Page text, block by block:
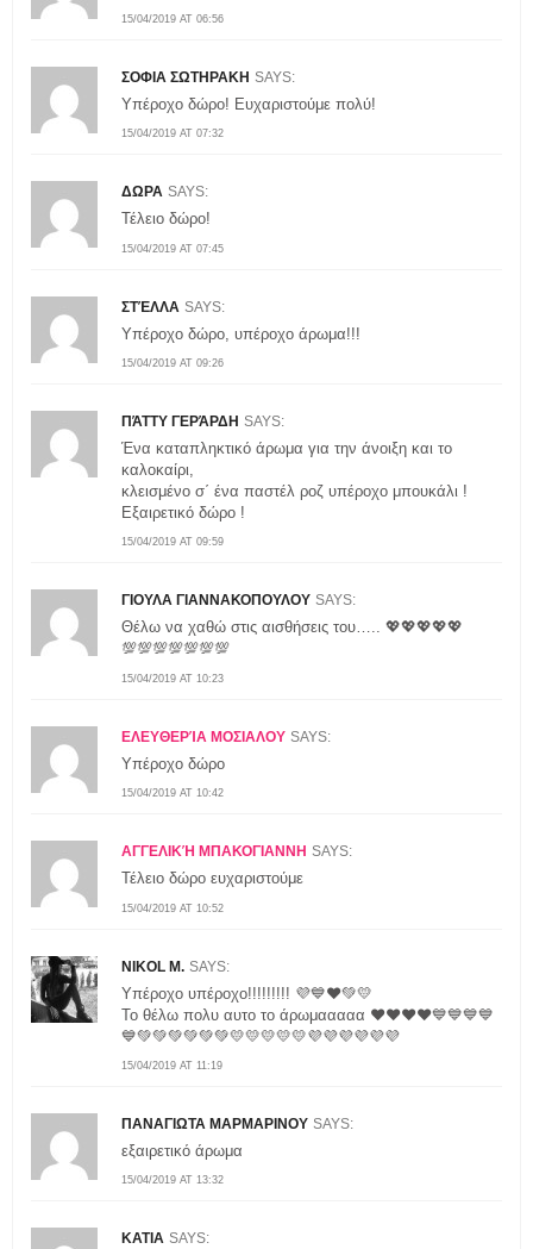
15/04/2019 AT 06:56
ΣΟΦΙΑ ΣΩΤΗΡΑΚΗ SAYS:
15/04/2019 AT 07:32
Υπέροχο δώρο! Ευχαριστούμε πολύ!
ΔΩΡΑ SAYS:
15/04/2019 AT 07:45
Τέλειο δώρο!
ΣΤΈΛΛΑ SAYS:
15/04/2019 AT 09:26
Υπέροχο δώρο, υπέροχο άρωμα!!!
ΠΆΤΤΥ ΓΕΡΆΡΔΗ SAYS:
15/04/2019 AT 09:59
Ένα καταπληκτικό άρωμα για την άνοιξη και το
καλοκαίρι,
κλεισμένο σ΄ ένα παστέλ ροζ υπέροχο μπουκάλι !
Εξαιρετικό δώρο !
ΓΙΟΥΛΑ ΓΙΑΝΝΑΚΟΠΟΥΛΟΥ SAYS:
15/04/2019 AT 10:23
Θέλω να χαθώ στις αισθήσεις του….. 💖💖💖💖💖
💯💯💯💯💯💯💯
ΕΛΕΥΘΕΡΊΑ ΜΟΣΙΑΛΟΥ SAYS:
15/04/2019 AT 10:42
Υπέροχο δώρο
ΑΓΓΕΛΙΚΉ ΜΠΑΚΟΓΙΑΝΝΗ SAYS:
15/04/2019 AT 10:52
Τέλειο δώρο ευχαριστούμε
NIKOL M. SAYS:
15/04/2019 AT 11:19
Υπέροχο υπέροχο!!!!!!!!! 💜💙❤💚💛
Το θέλω πολυ αυτο το άρωμααααα ❤❤❤❤💙💙💙💙
💙💚💚💚💚💚💚💛💛💛💛💛💜💜💜💜💜💜
ΠΑΝΑΓΙΩΤΑ ΜΑΡΜΑΡΙΝΟΥ SAYS:
15/04/2019 AT 13:32
εξαιρετικό άρωμα
KATIA SAYS: